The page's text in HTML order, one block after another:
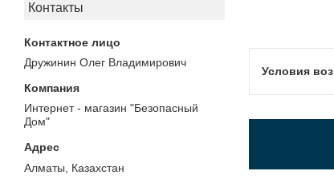
Контакты
Дружинин Олег Владимирович
Интернет - магазин "Безопасный
Дом"
Алматы, Казахстан